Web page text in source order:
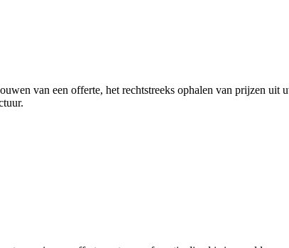
van een offerte, het rechtstreeks ophalen van prijzen uit